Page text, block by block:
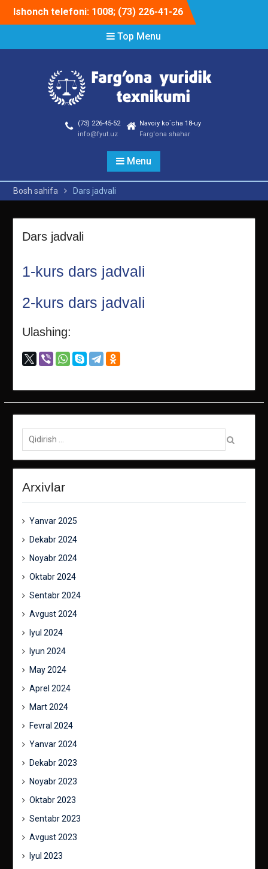
Ishonch telefoni: 1008; (73) 226-41-26
Top Menu
(73) 226-45-52
info@fyut.uz
Navoiy ko`cha 18-uy
Farg'ona shahar
Menu
Bosh sahifa Dars jadvali
Dars jadvali
1-kurs dars jadvali
2-kurs dars jadvali
Ulashing:
Qidirish:
Arxivlar
Yanvar 2025
Dekabr 2024
Noyabr 2024
Oktabr 2024
Sentabr 2024
Avgust 2024
Iyul 2024
Iyun 2024
May 2024
Aprel 2024
Mart 2024
Fevral 2024
Yanvar 2024
Dekabr 2023
Noyabr 2023
Oktabr 2023
Sentabr 2023
Avgust 2023
Iyul 2023